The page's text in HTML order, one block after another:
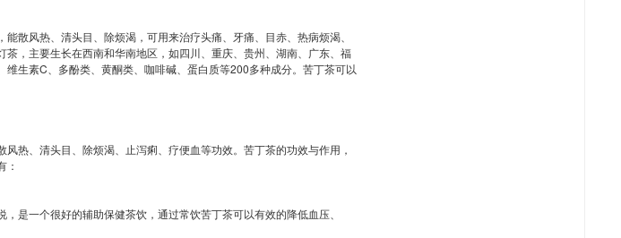
散风热、清头目、除烦渴，可用来治疗头痛、牙痛、目赤、热病烦渴、
，主要生长在西南和华南地区，如四川、重庆、贵州、湖南、广东、福
生素C、多酚类、黄酮类、咖啡碱、蛋白质等200多种成分。苦丁茶可以
热、清头目、除烦渴、止泻痢、疗便血等功效。苦丁茶的功效与作用，
：
是一个很好的辅助保健茶饮，通过常饮苦丁茶可以有效的降低血压、